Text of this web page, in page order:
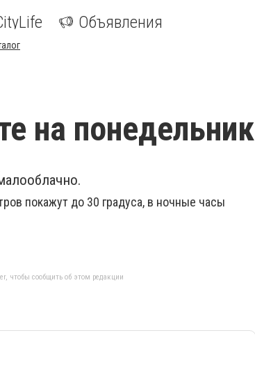
Объявления
на понедельник
покажут до 30 градуса, в ночные часы
чтобы сообщить об этом редакции